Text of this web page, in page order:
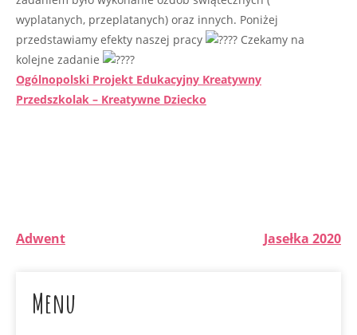
wyplatanych, przeplatanych) oraz innych. Poniżej
przedstawiamy efekty naszej pracy
Czekamy na
kolejne zadanie
Ogólnopolski Projekt Edukacyjny Kreatywny
Przedszkolak – Kreatywne Dziecko
Adwent Jasełka 2020
Menu